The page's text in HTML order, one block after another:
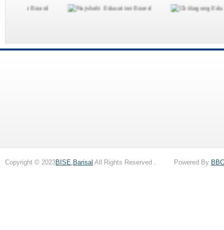
Copyright © 2023BISE,Barisal All Rights Reserved . Powered By